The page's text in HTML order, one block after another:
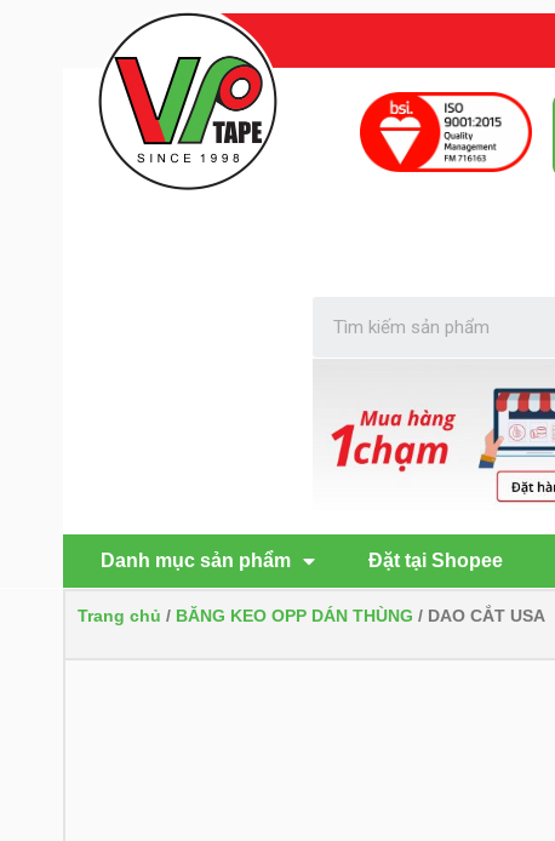
Danh mục sản phẩm Đặt tại Shopee
Trang chủ / BĂNG KEO OPP DÁN THÙNG / DAO CẮT USA